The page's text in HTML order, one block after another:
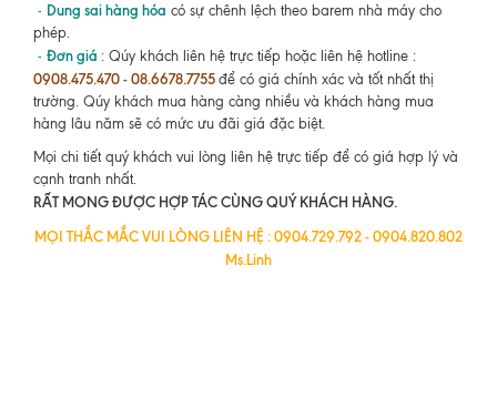
- Dung sai hàng hóa có sự chênh lệch theo barem nhà máy cho
phép.
- Đơn giá : Qúy khách liên hệ trực tiếp hoặc liên hệ hotline :
0908.475.470 - 08.6678.7755 để có giá chính xác và tốt nhất thị
trường. Qúy khách mua hàng càng nhiều và khách hàng mua
hàng lâu năm sẽ có mức ưu đãi giá đặc biệt.
Mọi chi tiết quý khách vui lòng liên hệ trực tiếp để có giá hợp lý và
cạnh tranh nhất.
RẤT MONG ĐƯỢC HỢP TÁC CÙNG QUÝ KHÁCH HÀNG.
MỌI THẮC MẮC VUI LÒNG LIÊN HỆ : 0904.729.792 - 0904.820.802
Ms.Linh